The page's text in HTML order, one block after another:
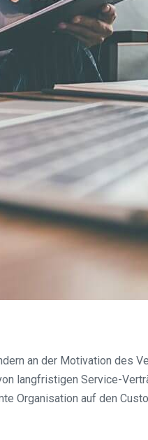
an der Motivation des
langfristigen Service-
Organisation auf den